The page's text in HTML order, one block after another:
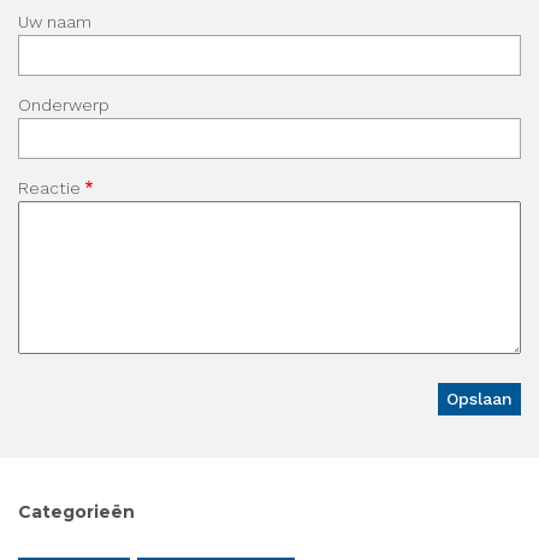
Uw naam
Onderwerp
Reactie
Categorieën